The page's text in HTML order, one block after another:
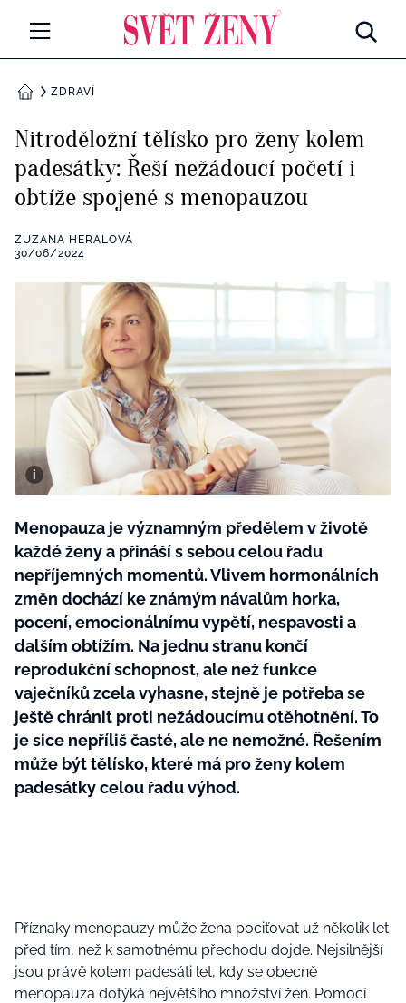
Všechny kategorie
Rozhovory
RETROHUBKY
Všechny kategorie
Seberozvoj
Všechny kategorie
Životní styl
Všechny kategorie
Testy a kvízy
BYDLENÍ
Všechny kategorie
Tvoření
Rady a tipy
BurdaMedia
Extra
SVĚT ŽENY - 599 KČ
ROČNÍ PŘEDPLATNÉ SVĚT ŽENY +
DOMŮZDRAVÍ
Nitroděložní tělísko pro ženy kolem
padesátky: Řeší nežádoucí početí i
obtíže spojené s menopauzou
ZUZANA HERALOVÁ
30/06/2024
Menopauza je významným předělem v životě
každé ženy a přináší s sebou celou řadu
nepříjemných momentů. Vlivem hormonálních
změn dochází ke známým návalům horka,
pocení, emocionálnímu vypětí, nespavosti a
dalším obtížím. Na jednu stranu končí
reprodukční schopnost, ale než funkce
vaječníků zcela vyhasne, stejně je potřeba se
ještě chránit proti nežádoucímu otěhotnění. To
je sice nepříliš časté, ale ne nemožné. Řešením
může být tělísko, které má pro ženy kolem
padesátky celou řadu výhod.
Příznaky menopauzy může žena pociťovat už několik let
před tím, než k samotnému přechodu dojde. Nejsilnější
jsou právě kolem padesáti let, kdy se obecně
menopauza dotýká největšího množství žen. Pomocí